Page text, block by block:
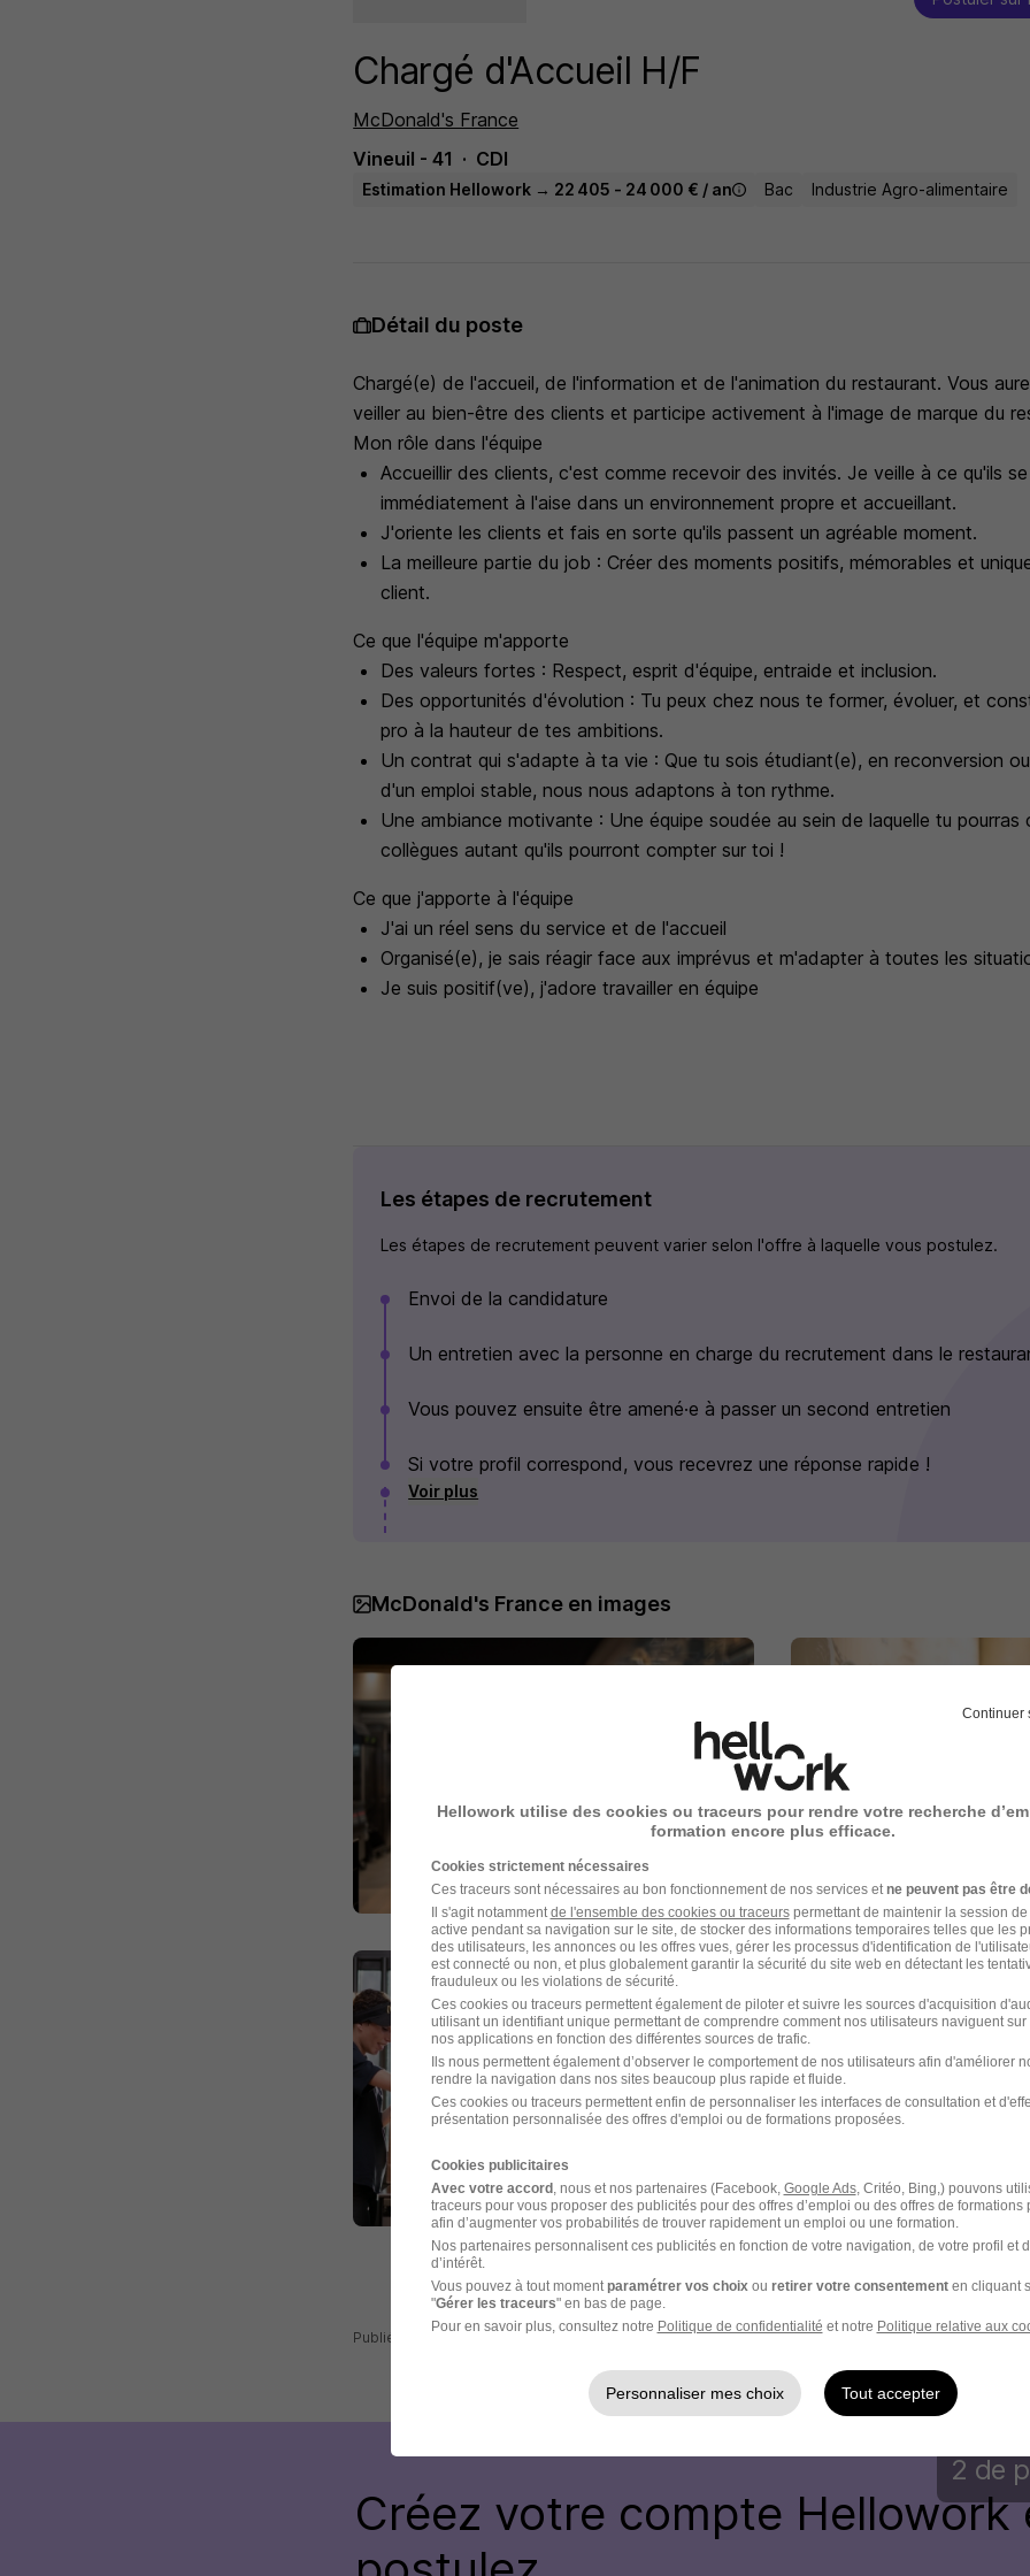
Chargé d'Accueil H/F
McDonald's France
Vineuil - 41
CDI
Estimation Hellowork → 22 405 - 24 000 € / an Bac Industrie Agro-alimentaire
Détail du poste
Chargé(e) de l'accueil, de l'information et de l'animation du restaurant. Vous
veiller au bien-être des clients et participe activement à l'image de marque du
Mon rôle dans l'équipe
Accueillir des clients, c'est comme recevoir des invités. Je veille à ce qu'ils
immédiatement à l'aise dans un environnement propre et accueillant.
J'oriente les clients et fais en sorte qu'ils passent un agréable moment.
La meilleure partie du job : Créer des moments positifs, mémorables et
client.
Ce que l'équipe m'apporte
Des valeurs fortes : Respect, esprit d'équipe, entraide et inclusion.
Des opportunités d'évolution : Tu peux chez nous te former, évoluer, et
pro à la hauteur de tes ambitions.
Un contrat qui s'adapte à ta vie : Que tu sois étudiant(e), en reconversion
d'un emploi stable, nous nous adaptons à ton rythme.
Une ambiance motivante : Une équipe soudée au sein de laquelle tu pourras
collègues autant qu'ils pourront compter sur toi !
Ce que j'apporte à l'équipe
J'ai un réel sens du service et de l'accueil
Organisé(e), je sais réagir face aux imprévus et m'adapter à toutes les
Je suis positif(ve), j'adore travailler en équipe
Les étapes de recrutement
Les étapes de recrutement peuvent varier selon l'offre à laquelle vous postulez.
Envoi de la candidature
Un entretien avec la personne en charge du recrutement dans le
Vous pouvez ensuite être amené·e à passer un second entretien
Si votre profil correspond, vous recevrez une réponse rapide !
Voir plus
McDonald's France en images
2 de
Publiée le 22/07/2026 - Réf : P8-306888-1-FR
Créez votre compte Hellowork
Continuer
Hellowork utilise des cookies ou traceurs pour rendre votre recherche
formation encore plus efficace.
Cookies strictement nécessaires
Ces traceurs sont nécessaires au bon fonctionnement de nos services et ne peuvent pas être
Il s'agit notamment de l'ensemble des cookies ou traceurspermettant de maintenir la session
active pendant sa navigation sur le site, de stocker des informations temporaires telles que les
des utilisateurs, les annonces ou les offres vues, gérer les processus d'identification de
est connecté ou non, et plus globalement garantir la sécurité du site web en détectant les
frauduleux ou les violations de sécurité.
Ces cookies ou traceurs permettent également de piloter et suivre les sources d'acquisition
utilisant un identifiant unique permettant de comprendre comment nos utilisateurs naviguent sur
nos applications en fonction des différentes sources de trafic.
Ils nous permettent également d’observer le comportement de nos utilisateurs afin d'améliorer
rendre la navigation dans nos sites beaucoup plus rapide et fluide.
Ces cookies ou traceurs permettent enfin de personnaliser les interfaces de consultation et
présentation personnalisée des offres d'emploi ou de formations proposées.
Cookies publicitaires
Avec votre accord, nous et nos partenaires (Facebook, Google Ads, Critéo, Bing,) pouvons
traceurs pour vous proposer des publicités pour des offres d’emploi ou des offres de formations
afin d’augmenter vos probabilités de trouver rapidement un emploi ou une formation.
Nos partenaires personnalisent ces publicités en fonction de votre navigation, de votre profil et
d’intérêt.
Vous pouvez à tout moment paramétrer vos choix ou retirer votre consentementen cliquant
"Gérer les traceurs" en bas de page.
Pour en savoir plus, consultez notre Politique de confidentialité et notre Politique relative aux
Personnaliser mes choix Tout accepter